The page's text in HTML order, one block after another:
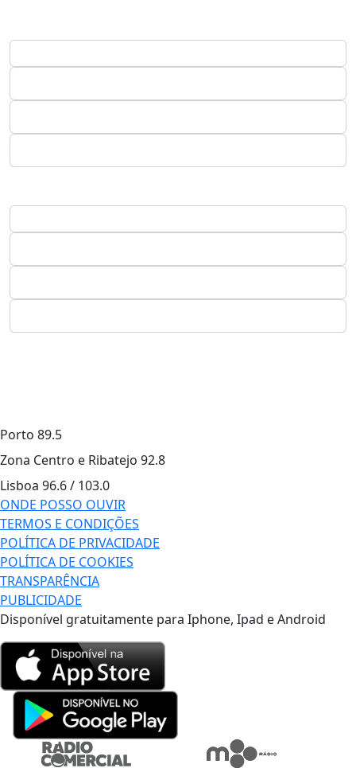
Porto 89.5
Zona Centro e Ribatejo 92.8
Lisboa 96.6 / 103.0
ONDE POSSO OUVIR
TERMOS E CONDIÇÕES
POLÍTICA DE PRIVACIDADE
POLÍTICA DE COOKIES
TRANSPARÊNCIA
PUBLICIDADE
Disponível gratuitamente para Iphone, Ipad e Android